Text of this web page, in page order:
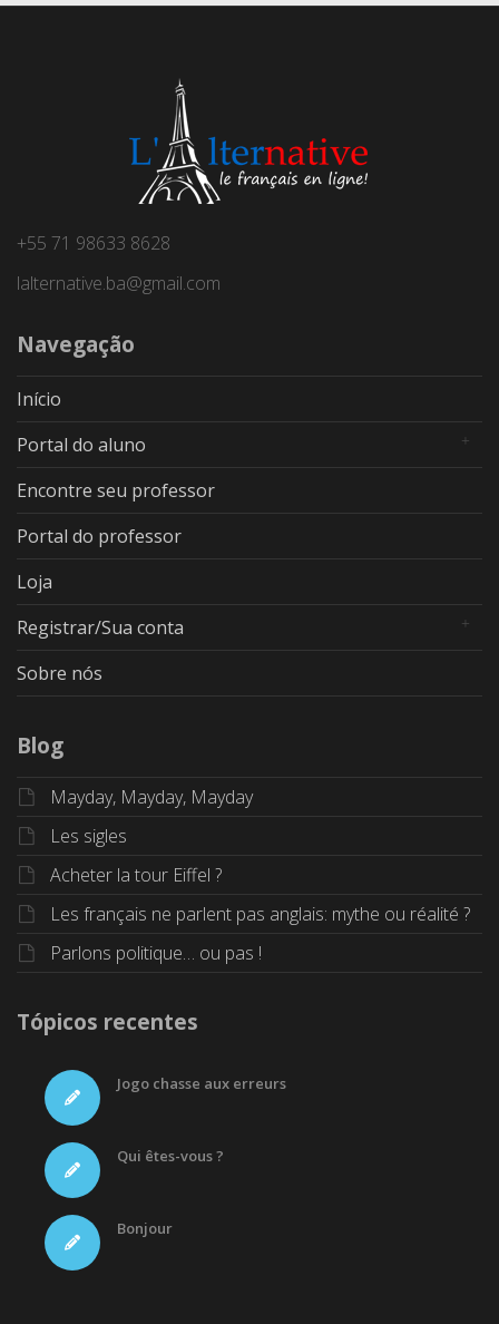
+55 71 98633 8628
lalternative.ba@gmail.com
Navegação
Início
Portal do aluno
Encontre seu professor
Portal do professor
Loja
Registrar/Sua conta
Sobre nós
Blog
Mayday, Mayday, Mayday
Les sigles
Acheter la tour Eiffel ?
Les français ne parlent pas anglais: mythe ou réalité ?
Parlons politique… ou pas !
Tópicos recentes
Jogo chasse aux erreurs
Qui êtes-vous ?
Bonjour